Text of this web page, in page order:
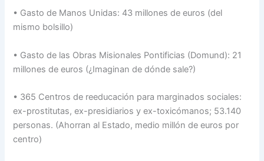
• Gasto de Manos Unidas: 43 millones de euros (del
mismo bolsillo)
• Gasto de las Obras Misionales Pontificias (Domund): 21
millones de euros (¿Imaginan de dónde sale?)
• 365 Centros de reeducación para marginados sociales:
ex-prostitutas, ex-presidiarios y ex-toxicómanos; 53.140
personas. (Ahorran al Estado, medio millón de euros por
centro)